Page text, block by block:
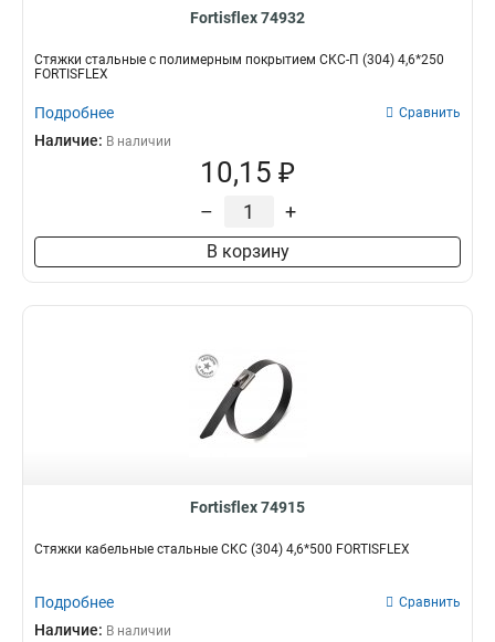
Fortisflex 74932
Стяжки стальные с полимерным покрытием СКС-П (304) 4,6*250
FORTISFLEX
Подробнее Сравнить
Наличие: В наличии
10,15 ₽
– +
В корзину
Fortisflex 74915
Стяжки кабельные стальные СКС (304) 4,6*500 FORTISFLEX
Подробнее Сравнить
Наличие: В наличии